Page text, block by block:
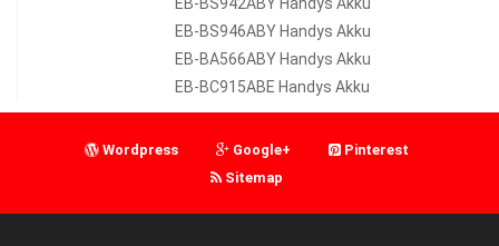
EB-BS946ABY Handys Akku
EB-BA566ABY Handys Akku
EB-BC915ABE Handys Akku
Wordpress Google+
Pinterest
Sitemap